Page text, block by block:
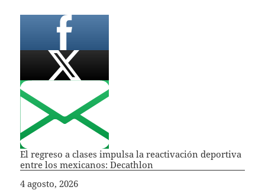
El regreso a clases impulsa la reactivación deportiva
entre los mexicanos: Decathlon
Fecha
4 agosto, 2026